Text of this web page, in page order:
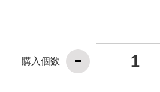
購入個数